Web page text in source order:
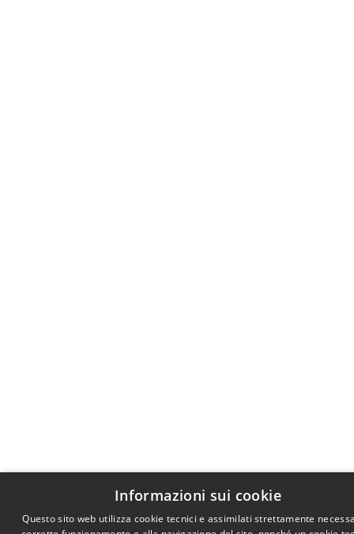
Informazioni sui cookie
Questo sito web utilizza cookie tecnici e assimilati strettamente